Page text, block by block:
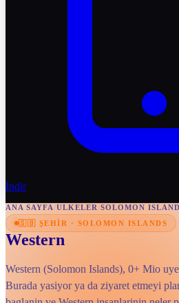
İndir
ANA SAYFA/ULKELER/SOLOMON
🇸🇧 ŞEHIR · SOLOMON ISLANDS
Western
Western (Solomon Islands), 0+ Mio
Burada yasiyor ya da ziyaret etmeyi